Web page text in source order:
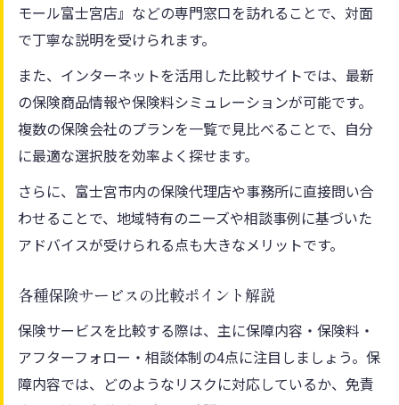
モール富士宮店』などの専門窓口を訪れることで、対面
で丁寧な説明を受けられます。
また、インターネットを活用した比較サイトでは、最新
の保険商品情報や保険料シミュレーションが可能です。
複数の保険会社のプランを一覧で見比べることで、自分
に最適な選択肢を効率よく探せます。
さらに、富士宮市内の保険代理店や事務所に直接問い合
わせることで、地域特有のニーズや相談事例に基づいた
アドバイスが受けられる点も大きなメリットです。
各種保険サービスの比較ポイント解説
保険サービスを比較する際は、主に保障内容・保険料・
アフターフォロー・相談体制の4点に注目しましょう。保
障内容では、どのようなリスクに対応しているか、免責